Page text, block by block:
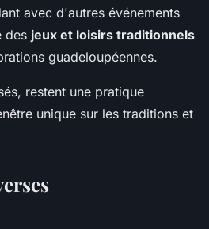
avec d'autres événements
des jeux et loisirs traditionnels
guadeloupéennes.
restent une pratique
unique sur les traditions et